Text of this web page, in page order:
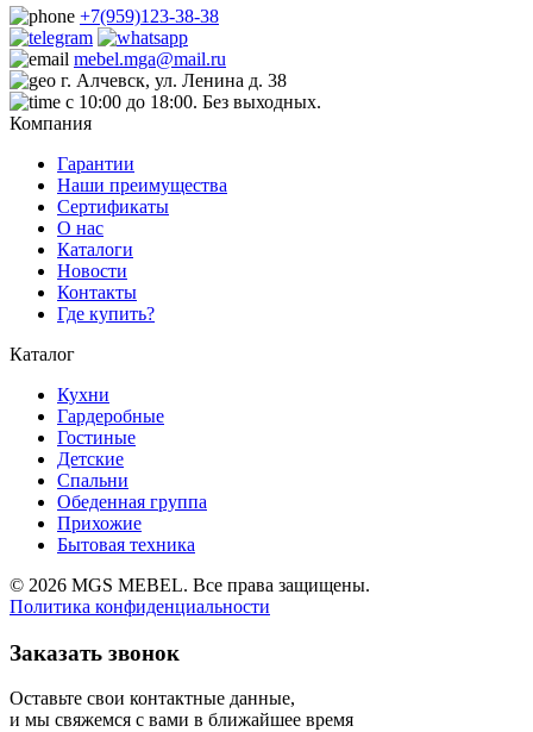
+7(959)123-38-38
mebel.mga@mail.ru
г. Алчевск, ул. Ленина д. 38
с 10:00 до 18:00. Без выходных.
Компания
Гарантии
Наши преимущества
Сертификаты
О нас
Каталоги
Новости
Контакты
Где купить?
Каталог
Кухни
Гардеробные
Гостиные
Детские
Спальни
Обеденная группа
Прихожие
Бытовая техника
© 2026 MGS MEBEL. Все права защищены.
Политика конфиденциальности
Заказать звонок
Оставьте свои контактные данные,
и мы свяжемся с вами в ближайшее время